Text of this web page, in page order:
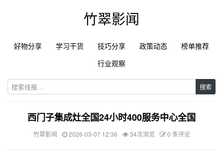
竹翠影闻
好物分享 学习干货 技巧分享 政策动态
榜单推荐
行业观察
搜索
西门子集成灶全国24小时400服务中心全国
竹翠影闻 2026-03-07 12:36 34次浏览 0 条评论